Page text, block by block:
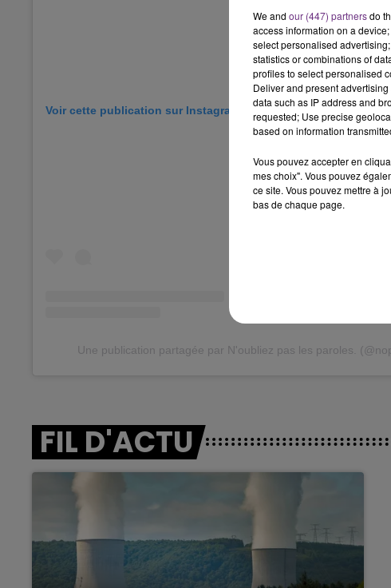
Voir cette publication sur Instagram
Une publication partagée par N'oubliez pas les paroles.
FIL D'ACTU
CHAMPAGNE FMWe and our (447) partnersdo
access information on a
select personalised
statistics or combinations of
profiles to select personalised
Deliver and present
data such as IP address and
requested; Use precise
based on information
Vous pouvez accepter en
mes choix". Vous pouvez
ce site. Vous pouvez mettre à
bas de chaque page.